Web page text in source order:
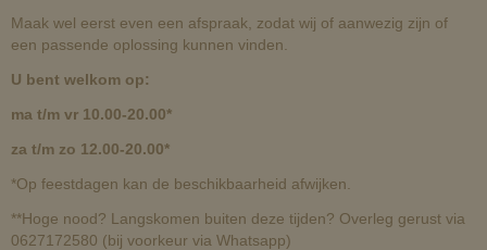
Maak wel eerst even een afspraak, zodat wij of aanwezig zijn of
een passende oplossing kunnen vinden.
U bent welkom op:
ma t/m vr 10.00-20.00*
za t/m zo 12.00-20.00*
*Op feestdagen kan de beschikbaarheid afwijken.
**Hoge nood? Langskomen buiten deze tijden? Overleg gerust via
0627172580 (bij voorkeur via Whatsapp)